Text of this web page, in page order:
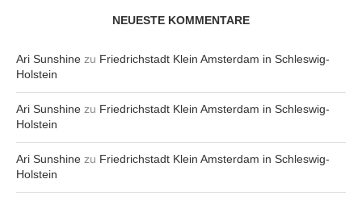
NEUESTE KOMMENTARE
Ari Sunshine zu Friedrichstadt Klein Amsterdam in Schleswig-
Holstein
Ari Sunshine zu Friedrichstadt Klein Amsterdam in Schleswig-
Holstein
Ari Sunshine zu Friedrichstadt Klein Amsterdam in Schleswig-
Holstein